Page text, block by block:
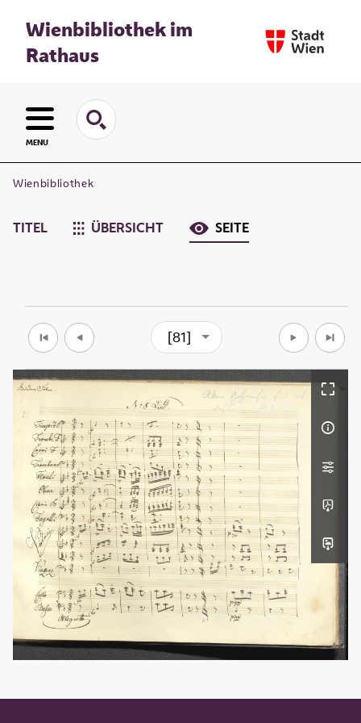
Wienbibliothek im
Rathaus
MENU
Wienbibliothek
TITEL ÜBERSICHT SEITE
[81]